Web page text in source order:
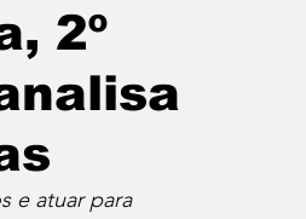
2º
e atuar para